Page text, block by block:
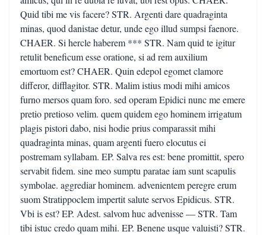
Quid tibi me vis facere? STR. Argenti dare quadraginta
minas, quod danistae detur, unde ego illud sumpsi faenore.
CHAER. Si hercle haberem *** STR. Nam quid te igitur
retulit beneficum esse oratione, si ad rem auxilium
emortuom est? CHAER. Quin edepol egomet clamore
differor, difflagitor. STR. Malim istius modi mihi amicos
furno mersos quam foro. sed operam Epidici nunc me emere
pretio pretioso velim. quem quidem ego hominem irrigatum
plagis pistori dabo, nisi hodie prius comparassit mihi
quadraginta minas, quam argenti fuero elocutus ei
postremam syllabam. EP. Salva res est: bene promittit, spero
servabit fidem. sine meo sumptu paratae iam sunt scapulis
symbolae. aggrediar hominem. advenientem peregre erum
suom Stratippoclem impertit salute servos Epidicus. STR.
Vbi is est? EP. Adest. salvom huc advenisse — STR. Tam
tibi istuc credo quam mihi. EP. Benene usque valuisti? STR.